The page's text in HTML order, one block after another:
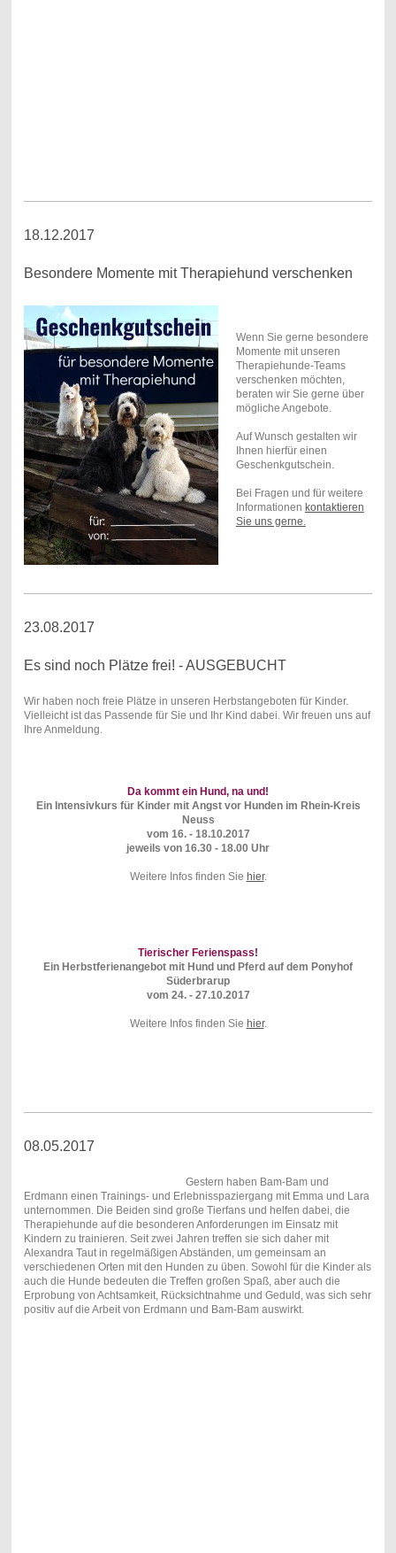
18.12.2017
Besondere Momente mit Therapiehund verschenken
Wenn Sie gerne besondere
Momente mit unseren
Therapiehunde-Teams
verschenken möchten,
beraten wir Sie gerne über
mögliche Angebote.
Auf Wunsch gestalten wir
Ihnen hierfür einen
Geschenkgutschein.
Bei Fragen und für weitere
Informationen kontaktieren
Sie uns gerne.
23.08.2017
Es sind noch Plätze frei! - AUSGEBUCHT
Wir haben noch freie Plätze in unseren Herbstangeboten für Kinder.
Vielleicht ist das Passende für Sie und Ihr Kind dabei. Wir freuen uns auf
Ihre Anmeldung.
Da kommt ein Hund, na und!
Ein Intensivkurs für Kinder mit Angst vor Hunden im Rhein-Kreis
Neuss
vom 16. - 18.10.2017
jeweils von 16.30 - 18.00 Uhr
Weitere Infos finden Sie hier.
Tierischer Ferienspass!
Ein Herbstferienangebot mit Hund und Pferd auf dem Ponyhof
Süderbrarup
vom 24. - 27.10.2017
Weitere Infos finden Sie hier.
08.05.2017
Gestern haben Bam-Bam und
Erdmann einen Trainings- und Erlebnisspaziergang mit Emma und Lara
unternommen. Die Beiden sind große Tierfans und helfen dabei, die
Therapiehunde auf die besonderen Anforderungen im Einsatz mit
Kindern zu trainieren. Seit zwei Jahren treffen sie sich daher mit
Alexandra Taut in regelmäßigen Abständen, um gemeinsam an
verschiedenen Orten mit den Hunden zu üben. Sowohl für die Kinder als
auch die Hunde bedeuten die Treffen großen Spaß, aber auch die
Erprobung von Achtsamkeit, Rücksichtnahme und Geduld, was sich sehr
positiv auf die Arbeit von Erdmann und Bam-Bam auswirkt.